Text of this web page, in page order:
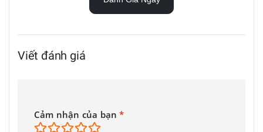
Viết đánh giá
Cảm nhận của bạn*